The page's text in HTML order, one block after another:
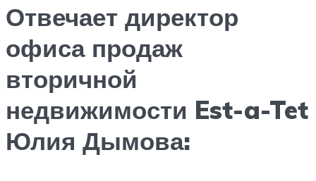
Отвечает директор
офиса продаж
вторичной
недвижимости Est-a-Tet
Юлия Дымова: